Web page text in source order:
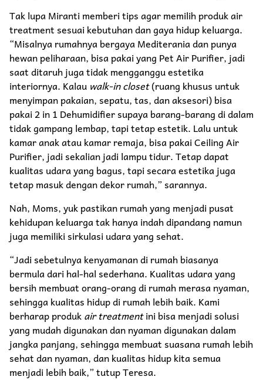
Tak lupa Miranti memberi tips agar memilih produk air
treatment sesuai kebutuhan dan gaya hidup keluarga.
“Misalnya rumahnya bergaya Mediterania dan punya
hewan peliharaan, bisa pakai yang Pet Air Purifier, jadi
saat ditaruh juga tidak mengganggu estetika
interiornya. Kalau walk-in closet(ruang khusus untuk
menyimpan pakaian, sepatu, tas, dan aksesori) bisa
pakai 2 in 1 Dehumidifier supaya barang-barang di dalam
tidak gampang lembap, tapi tetap estetik. Lalu untuk
kamar anak atau kamar remaja, bisa pakai Ceiling Air
Purifier, jadi sekalian jadi lampu tidur. Tetap dapat
kualitas udara yang bagus, tapi secara estetika juga
tetap masuk dengan dekor rumah,” sarannya.
Nah, Moms, yuk pastikan rumah yang menjadi pusat
kehidupan keluarga tak hanya indah dipandang namun
juga memiliki sirkulasi udara yang sehat.
“Jadi sebetulnya kenyamanan di rumah biasanya
bermula dari hal-hal sederhana. Kualitas udara yang
bersih membuat orang-orang di rumah merasa nyaman,
sehingga kualitas hidup di rumah lebih baik. Kami
berharap produkair treatmentini bisa menjadi solusi
yang mudah digunakan dan nyaman digunakan dalam
jangka panjang, sehingga membuat suasana rumah lebih
sehat dan nyaman, dan kualitas hidup kita semua
menjadi lebih baik,” tutup Teresa.